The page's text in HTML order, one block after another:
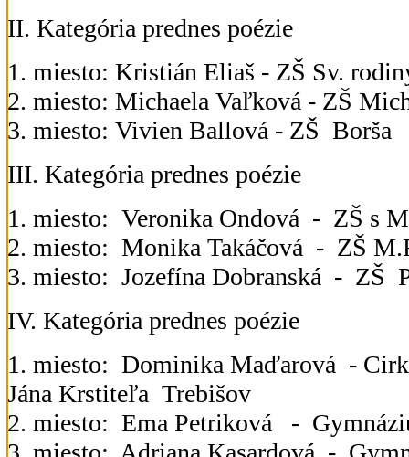
II. Kategória prednes poézie
1. miesto: Kristián Eliaš - ZŠ Sv.
2. miesto: Michaela Vaľková - ZŠ
3. miesto: Vivien Ballová - ZŠ Borša
III. Kategória prednes poézie
1. miesto: Veronika Ondová - ZŠ s
2. miesto: Monika Takáčová - ZŠ
3. miesto: Jozefína Dobranská - ZŠ
IV. Kategória prednes poézie
1. miesto: Dominika Maďarová -
Jána Krstiteľa Trebišov
2. miesto: Ema Petriková -